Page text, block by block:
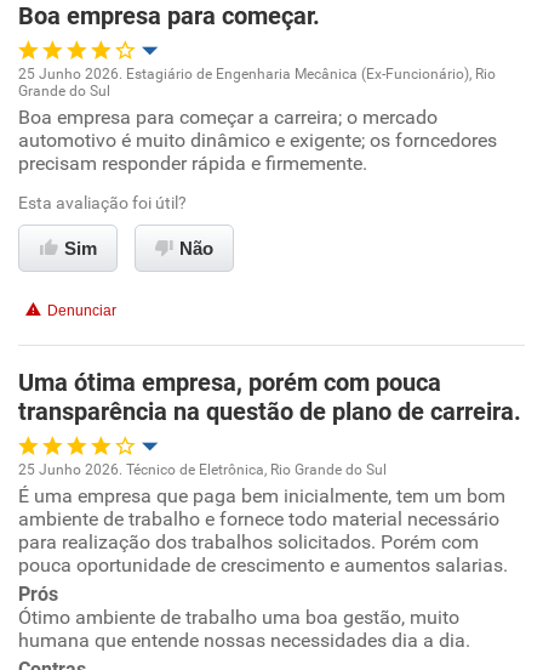
Recomenda esta empresa
Recomenda a diretoria
Boa empresa para começar.
Oportunidade de promoção
Ambiente de trabalho
Conciliação com a vida familiar
Recomenda esta empresa
25 Junho 2026. Estagiário de Engenharia Mecânica (Ex-Funcionário), Rio
Grande do Sul
Boa empresa para começar a carreira; o mercado
automotivo é muito dinâmico e exigente; os forncedores
precisam responder rápida e firmemente.
Esta avaliação foi útil?
Sim Não
Denunciar
Uma ótima empresa, porém com pouca
transparência na questão de plano de carreira.
Oportunidade de promoção
Ambiente de trabalho
Conciliação com a vida familiar
25 Junho 2026. Técnico de Eletrônica, Rio Grande do Sul
É uma empresa que paga bem inicialmente, tem um bom
ambiente de trabalho e fornece todo material necessário
para realização dos trabalhos solicitados. Porém com
pouca oportunidade de crescimento e aumentos salarias.
Prós
Ótimo ambiente de trabalho uma boa gestão, muito
humana que entende nossas necessidades dia a dia.